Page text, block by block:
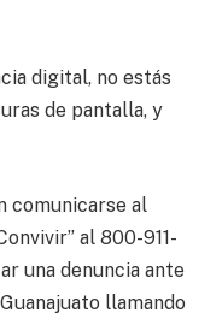
digital, no estás
de pantalla, y
comunicarse al
al 800-911-
una denuncia ante
llamando